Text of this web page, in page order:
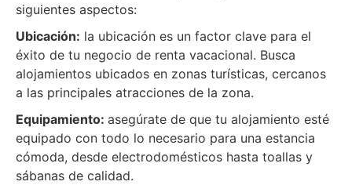
siguientes aspectos:
Ubicación: la ubicación es un factor clave para el
éxito de tu negocio de renta vacacional. Busca
alojamientos ubicados en zonas turísticas, cercanos
a las principales atracciones de la zona.
Equipamiento: asegúrate de que tu alojamiento esté
equipado con todo lo necesario para una estancia
cómoda, desde electrodomésticos hasta toallas y
sábanas de calidad.